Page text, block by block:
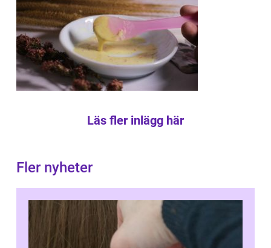
Läs fler inlägg här
Fler nyheter